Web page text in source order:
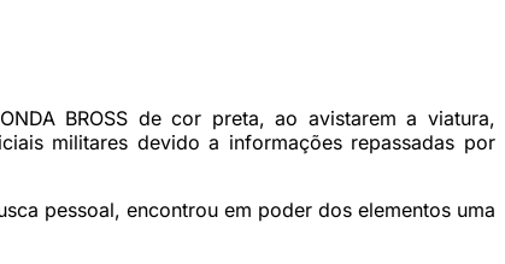
BROSS de cor preta, ao avistarem a viatura,
militares devido a informações repassadas por
pessoal, encontrou em poder dos elementos uma